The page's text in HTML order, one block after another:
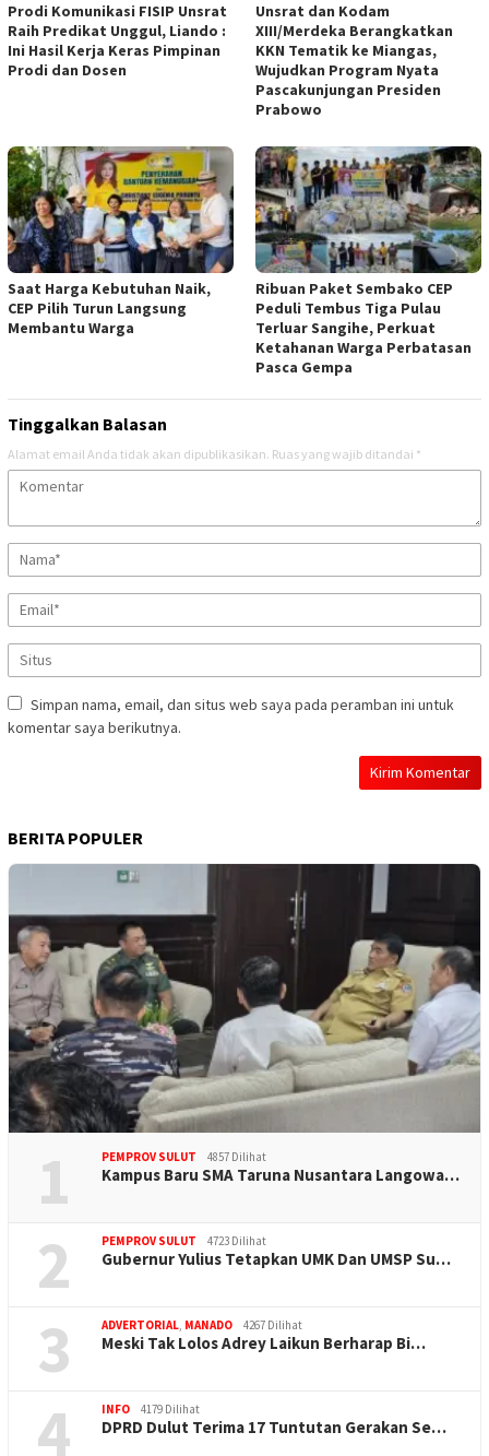
Prodi Komunikasi FISIP Unsrat
Raih Predikat Unggul, Liando :
Ini Hasil Kerja Keras Pimpinan
Prodi dan Dosen
Unsrat dan Kodam
XIII/Merdeka Berangkatkan
KKN Tematik ke Miangas,
Wujudkan Program Nyata
Pascakunjungan Presiden
Prabowo
Saat Harga Kebutuhan Naik,
CEP Pilih Turun Langsung
Membantu Warga
Ribuan Paket Sembako CEP
Peduli Tembus Tiga Pulau
Terluar Sangihe, Perkuat
Ketahanan Warga Perbatasan
Pasca Gempa
Tinggalkan Balasan
Alamat email Anda tidak akan dipublikasikan. Ruas yang wajib ditandai *
Simpan nama, email, dan situs web saya pada peramban ini untuk
komentar saya berikutnya.
BERITA POPULER
1 PEMPROV SULUT 4857 Dilihat
Kampus Baru SMA Taruna Nusantara Langowa…
2 PEMPROV SULUT 4723 Dilihat
Gubernur Yulius Tetapkan UMK Dan UMSP Su…
3 ADVERTORIAL, MANADO 4267 Dilihat
Meski Tak Lolos Adrey Laikun Berharap Bi…
4 INFO 4179 Dilihat
DPRD Dulut Terima 17 Tuntutan Gerakan Se…